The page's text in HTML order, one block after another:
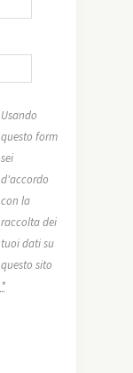
Usando
questo form
sei
d'accordo
con la
raccolta dei
tuoi dati su
questo sito
*